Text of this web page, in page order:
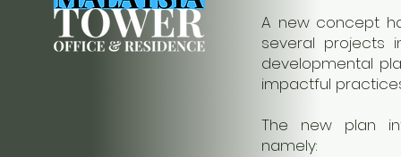
A new concept
several projects
developmental
impactful
The new plan
namely: